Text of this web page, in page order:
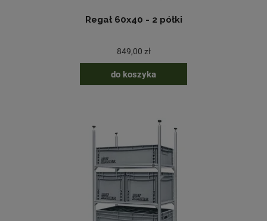
Regał 60x40 - 2 półki
849,00 zł
do koszyka